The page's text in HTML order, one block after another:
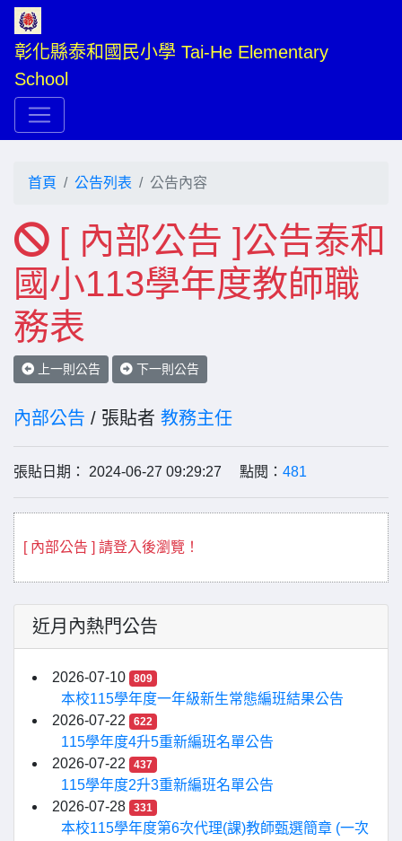
彰化縣泰和國民小學 Tai-He Elementary
School
首頁 公告列表 公告內容
[ 內部公告 ]公告泰和
國小113學年度教師職
務表
上一則公告 下一則公告
內部公告 / 張貼者 教務主任
張貼日期： 2024-06-27 09:29:27 點閱： 481
[ 內部公告 ] 請登入後瀏覽！
近月內熱門公告
2026-07-10 809
本校115學年度一年級新生常態編班結果公告
2026-07-22
622
115學年度4升5重新編班名單公告
2026-07-22
437
115學年度2升3重新編班名單公告
2026-07-28
331
本校115學年度第6次代理(課)教師甄選簡章 (一次